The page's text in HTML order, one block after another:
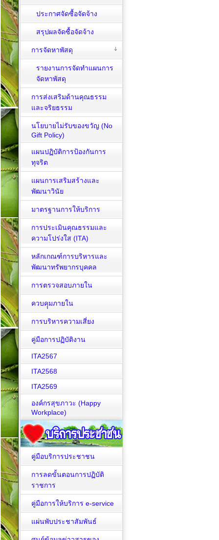
ประกาศจัดซื้อจัดจ้าง
สรุปผลจัดซื้อจัดจ้าง
การจัดหาพัสดุ
รายงานการจัดทำแผนการ
จัดหาพัสดุ
การส่งเสริมด้านคุณธรรม
และจริยธรรม
นโยบายไม่รับของขวัญ (No
Gift Policy)
แผนปฏิบัติการป้องกันการ
ทุจริต
แผนการเสริมสร้างและ
พัฒนาวินัย
มาตรฐานการให้บริการ
การประเมินคุณธรรมและ
ความโปร่งใส (ITA)
หลักเกณฑ์การบริหารและ
พัฒนาทรัพยากรบุคคล
การตรวจสอบภายใน
ควบคุุมภายใน
การบริหารความเสี่ยง
คู่มือการปฏิบัติงาน
ITA2567
ITA2568
ITA2569
องค์กรสุขภาวะ (Happy
Workplace)
คู่มือบริการประชาชน
การลดขั้นตอนการปฏิบัติ
ราชการ
คู่มือการให้บริการ e-service
แผ่นพับประชาสัมพันธ์